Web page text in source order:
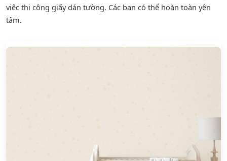
việc thi công giấy dán tường. Các bạn có thể hoàn toàn yên
tâm.